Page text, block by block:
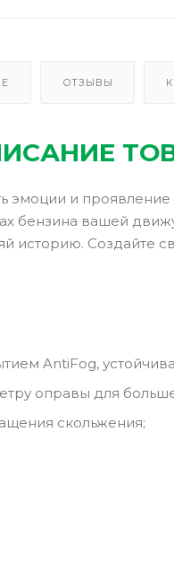
ОТЗЫВЫ
и проявление
бензина вашей
историю. Создайте
AntiFog,
оправы для
скольжения;